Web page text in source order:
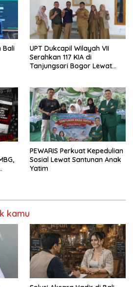
Bali
UPT Dukcapil Wilayah VII
Serahkan 117 KIA di
Tanjungsari Bogor Lewat
PEWARIS Perkuat Kepedulian
Sosial Lewat Santunan Anak
Yatim
kamu